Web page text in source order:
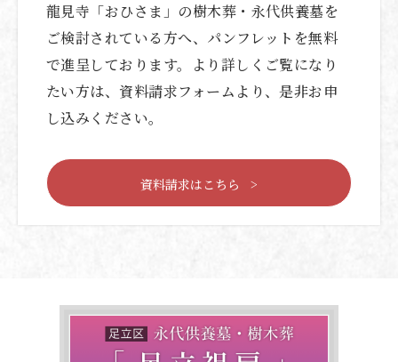
龍見寺「おひさま」の樹木葬・永代供養墓を
ご検討されている方へ、パンフレットを無料
で進呈しております。より詳しくご覧になり
たい方は、資料請求フォームより、是非お申
し込みください。
資料請求はこちら >